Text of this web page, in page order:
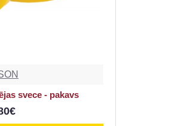
svece - pakavs